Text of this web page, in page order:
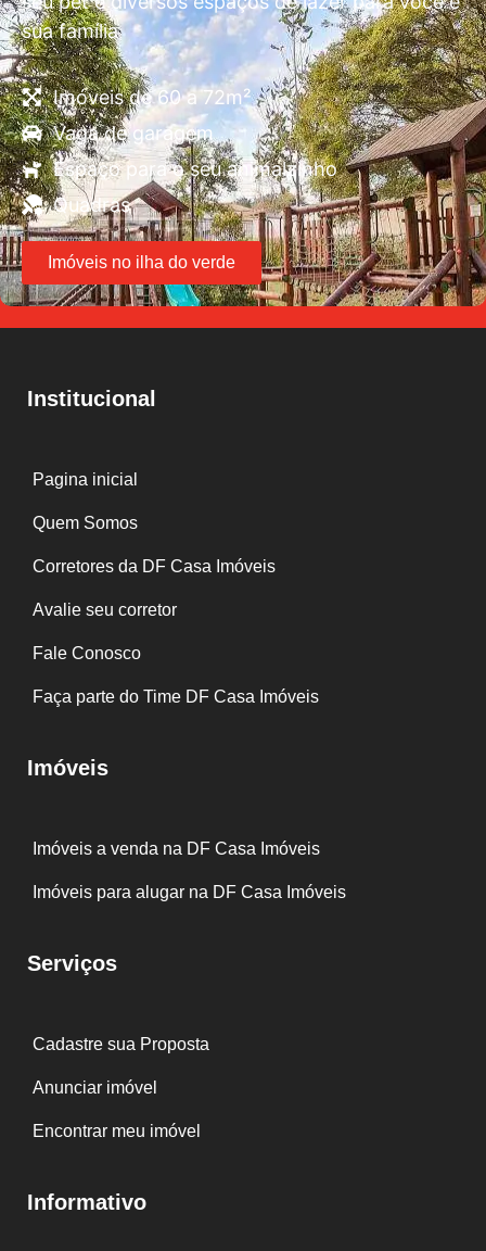
sua família
Imóveis de 60 a 72m²
Vaga de garagem
Espaço para o seu animalzinho
Quadras
Imóveis no ilha do verde
Institucional
Pagina inicial
Quem Somos
Corretores da DF Casa Imóveis
Avalie seu corretor
Fale Conosco
Faça parte do Time DF Casa Imóveis
Imóveis
Imóveis a venda na DF Casa Imóveis
Imóveis para alugar na DF Casa Imóveis
Serviços
Cadastre sua Proposta
Anunciar imóvel
Encontrar meu imóvel
Informativo